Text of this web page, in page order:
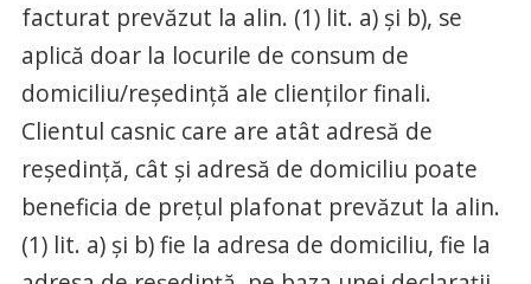
facturat prevăzut la alin. (1) lit. a) și b), se
aplică doar la locurile de consum de
domiciliu/reședință ale clienților finali.
Clientul casnic care are atât adresă de
reședință, cât și adresă de domiciliu poate
beneficia de prețul plafonat prevăzut la alin.
(1) lit. a) și b) fie la adresa de domiciliu, fie la